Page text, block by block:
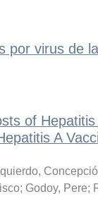
por virus de
of
A
; Godoy, Pere;